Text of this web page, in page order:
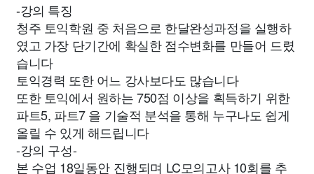
-강의 특징
청주 토익학원 중 처음으로 한달완성과정을 실행하
였고 가장 단기간에 확실한 점수변화를 만들어 드렸
습니다
토익경력 또한 어느 강사보다도 많습니다
또한 토익에서 원하는 750점 이상을 획득하기 위한
파트5, 파트7 을 기술적 분석을 통해 누구나도 쉽게
올릴 수 있게 해드립니다
-강의 구성-
본 수업 18일동안 진행되며 LC모의고사 10회를 추